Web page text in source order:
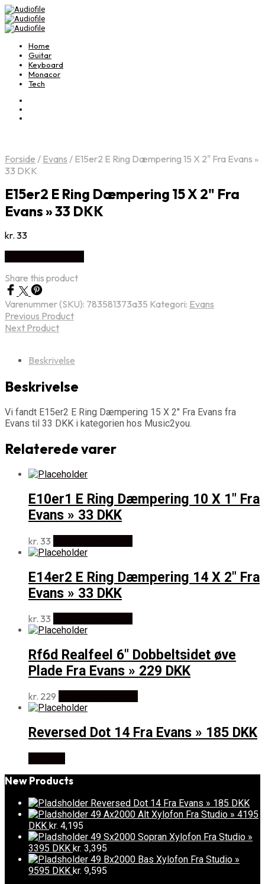
Home
Guitar
Keyboard
Monacor
Tech
Forside / Evans / E15er2 E Ring Dæmpering 15 X 2" Fra Evans »
33 DKK
E15er2 E Ring Dæmpering 15 X 2" Fra
Evans » 33 DKK
kr. 33
Share this product
Varenummer (SKU): 783581373a35 Kategori: Evans
Previous Product
Next Product
Beskrivelse
Beskrivelse
Vi fandt E15er2 E Ring Dæmpering 15 X 2" Fra Evans fra
Evans til 33 DKK i kategorien hos Music2you.
Relaterede varer
E10er1 E Ring Dæmpering 10 X 1" Fra
Evans » 33 DKK
kr. 33
E14er2 E Ring Dæmpering 14 X 2" Fra
Evans » 33 DKK
kr. 33
Rf6d Realfeel 6" Dobbeltsidet øve
Plade Fra Evans » 229 DKK
kr. 229
Reversed Dot 14 Fra Evans » 185 DKK
New Products
Reversed Dot 14 Fra Evans » 185 DKK
49 Ax2000 Alt Xylofon Fra Studio » 4195
DKK kr. 4,195
49 Sx2000 Sopran Xylofon Fra Studio »
3395 DKK kr. 3,395
49 Bx2000 Bas Xylofon Fra Studio »
9595 DKK kr. 9,595